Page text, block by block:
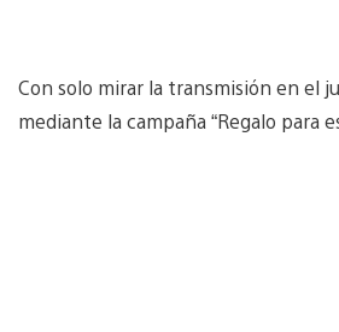
Con solo mirar la transmisión en el
mediante la campaña “Regalo para